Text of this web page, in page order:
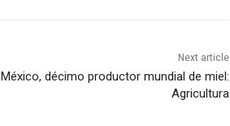
Next article
México, décimo productor mundial de miel:
Agricultura